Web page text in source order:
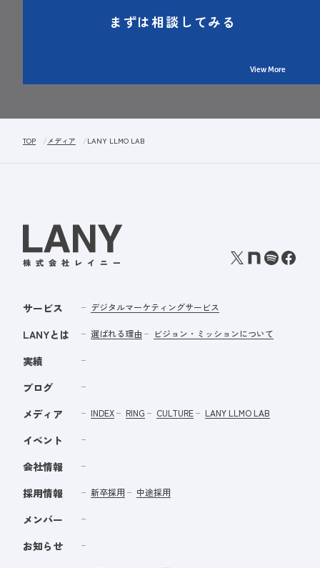
まずは相談してみる
View More
TOP メディア LANY LLMO LAB
サービス デジタルマーケティングサービス
LANYとは 選ばれる理由 ビジョン・ミッションについて
実績
ブログ
メディア
INDEX RING CULTURE LANY LLMO LAB
イベント
会社情報
採用情報
新卒採用 中途採用
メンバー
お知らせ